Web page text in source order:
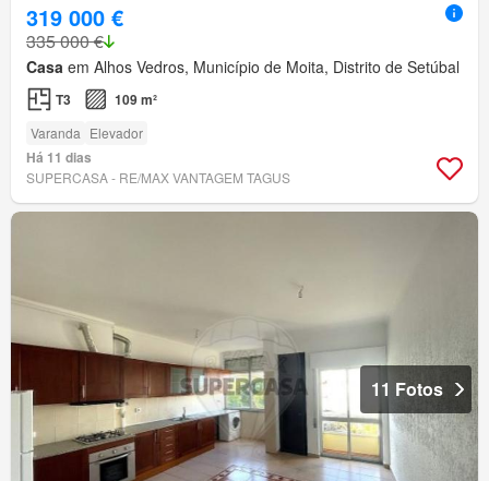
319 000 €
335 000 €
Casa em Alhos Vedros, Município de Moita, Distrito de Setúbal
T3 109 m²
Varanda Elevador
Há 11 dias
SUPERCASA - RE/MAX VANTAGEM TAGUS
11 Fotos